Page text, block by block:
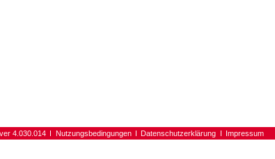
4.030.014 Nutzungsbedingungen Datenschutzerklärung Impressum